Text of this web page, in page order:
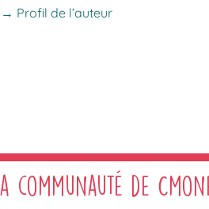
→ Profil de l’auteur
La communauté de